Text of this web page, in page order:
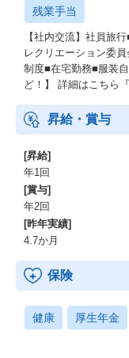
残業手当
【社内交流】社員旅
レクリエーション委
制度■在宅勤務■服装
ど！】 詳細はこちら
昇給・賞与
[昇給]
年1回
[賞与]
年2回
[昨年実績]
4.7か月
保険
健康 厚生年金